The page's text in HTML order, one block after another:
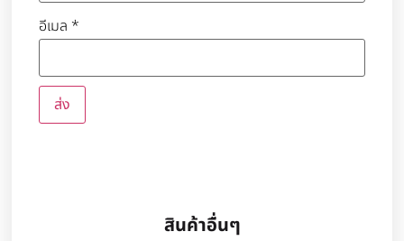
อีเมล *
สินค้าอื่นๆ